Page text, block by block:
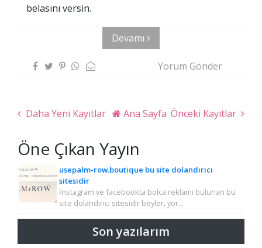
belasını versin.
Devamı
Yorum Gönder
Daha Yeni Kayıtlar Önceki Kayıtlar
Ana Sayfa
Öne Çıkan Yayın
usepalm-row.boutique bu site dolandırıcı
sitesidir
İnstagram ve facebookta bolca reklamı bulunan bu
site dolandırıcı sitesidir beyler, yor…
Son yazılarım